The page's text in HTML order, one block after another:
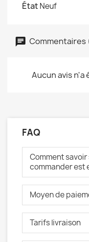
ÉtatNeuf
Commentaires
Aucun avis n'a
FAQ
Comment
commander est
Moyen de
Tarifs livraison